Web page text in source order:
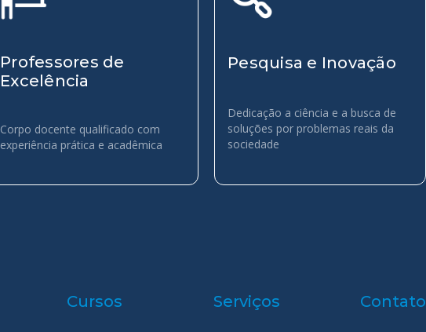
Professores de
Excelência
Corpo docente qualificado com
experiência prática e acadêmica
Pesquisa e Inovação
Dedicação a ciência e a busca de
soluções por problemas reais da
sociedade
Cursos Serviços Contato